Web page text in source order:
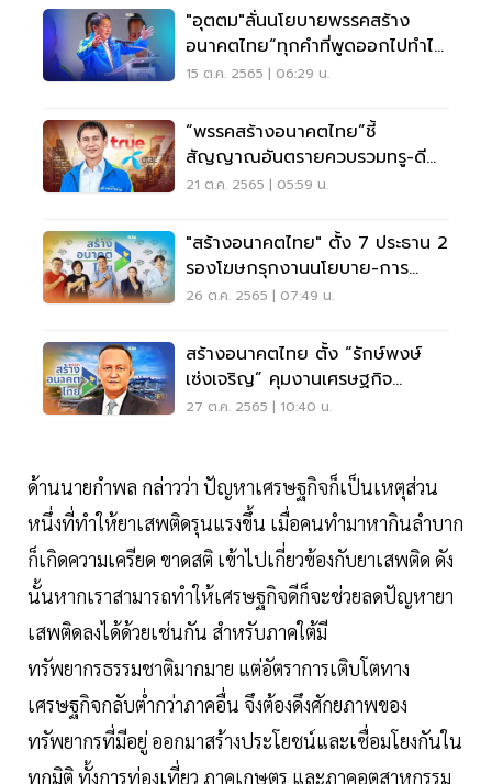
"อุตตม"ลั่นนโยบายพรรคสร้าง
อนาคตไทย“ทุกคำที่พูดออกไปทำได้
จริง”
15 ต.ค. 2565 | 06:29 น.
“พรรคสร้างอนาคตไทย”ชี้
สัญญาณอันตรายควบรวมทรู-ดี
แทค
21 ต.ค. 2565 | 05:59 น.
"สร้างอนาคตไทย" ตั้ง 7 ประธาน 2
รองโฆษกรุกงานนโยบาย-การ
สื่อสาร
26 ต.ค. 2565 | 07:49 น.
สร้างอนาคตไทย ตั้ง “รักษ์พงษ์
เซ่งเจริญ” คุมงานเศรษฐกิจ
ฐานราก
27 ต.ค. 2565 | 10:40 น.
ด้านนายกำพล กล่าวว่า ปัญหาเศรษฐกิจก็เป็นเหตุส่วน
หนึ่งที่ทำให้ยาเสพติดรุนแรงขึ้น เมื่อคนทำมาหากินลำบาก
ก็เกิดความเครียด ขาดสติ เข้าไปเกี่ยวข้องกับยาเสพติด ดัง
นั้นหากเราสามารถทำให้เศรษฐกิจดีก็จะช่วยลดปัญหายา
เสพติดลงได้ด้วยเช่นกัน สำหรับภาคใต้มี
ทรัพยากรธรรมชาติมากมาย แต่อัตราการเติบโตทาง
เศรษฐกิจกลับต่ำกว่าภาคอื่น จึงต้องดึงศักยภาพของ
ทรัพยากรที่มีอยู่ ออกมาสร้างประโยชน์และเชื่อมโยงกันใน
ทุกมิติ ทั้งการท่องเที่ยว ภาคเกษตร และภาคอุตสาหกรรม